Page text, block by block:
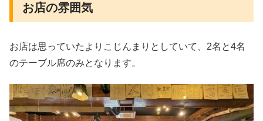
お店の雰囲気
お店は思っていたよりこじんまりとしていて、2名と4名
のテーブル席のみとなります。